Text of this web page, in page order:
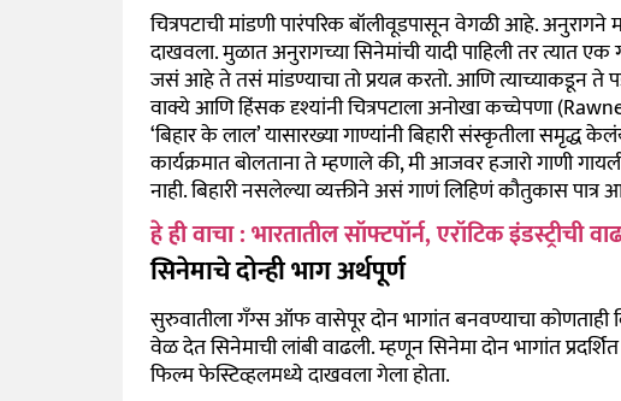
चित्रपटाची मांडणी पारंपरिक बॉलीवूडपासून वेगळी आहे. अनुरागने
दाखवला. मुळात अनुरागच्या सिनेमांची यादी पाहिली तर त्यात
जसं आहे ते तसं मांडण्याचा तो प्रयत्न करतो. आणि त्याच्याकडून ते
वाक्ये आणि हिंसक दृश्यांनी चित्रपटाला अनोखा कच्चेपणा
‘बिहार के लाल’ यासारख्या गाण्यांनी बिहारी संस्कृतीला समृद्ध
कार्यक्रमात बोलताना ते म्हणाले की, मी आजवर हजारो गाणी
नाही. बिहारी नसलेल्या व्यक्तीने असं गाणं लिहिणं कौतुकास पात्र
हे ही वाचा : भारतातील सॉफ्टपॉर्न, एरॉटिक
सिनेमाचे दोन्ही भाग अर्थपूर्ण
सुरुवातीला गँग्स ऑफ वासेपूर दोन भागांत बनवण्याचा कोणताही
वेळ देत सिनेमाची लांबी वाढली. म्हणून सिनेमा दोन भागांत
फिल्म फेस्टिव्हलमध्ये दाखवला गेला होता.